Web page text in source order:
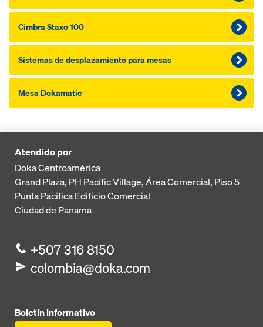
Cimbra Staxo 100
Sistemas de desplazamiento para mesas
Mesa Dokamatic
Atendido por
Doka Centroamérica
Grand Plaza, PH Pacific Village, Área Comercial, Piso 5
Punta PacificaEdificio Comercial
Ciudad de Panama
+507 316 8150
colombia@doka.com
Boletín informativo